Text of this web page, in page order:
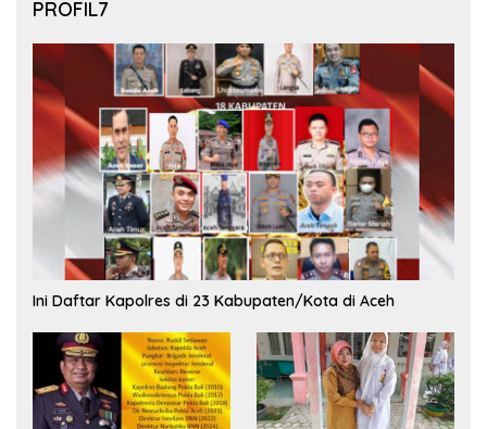
PROFIL7
Ini Daftar Kapolres di 23 Kabupaten/Kota di Aceh